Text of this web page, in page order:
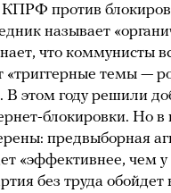
против
называет
что коммунисты
«триггерные темы —
В этом году решили
блокировки. Но в
предвыборная
«эффективнее, чем
без труда